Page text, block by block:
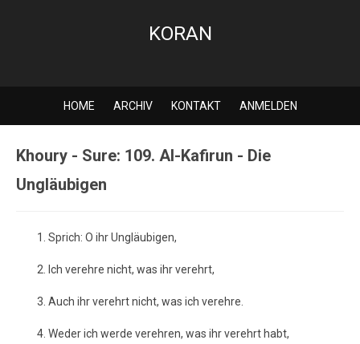
KORAN
HOME ARCHIV KONTAKT ANMELDEN
Khoury - Sure: 109. Al-Kafirun - Die
Ungläubigen
Sprich: O ihr Ungläubigen,
Ich verehre nicht, was ihr verehrt,
Auch ihr verehrt nicht, was ich verehre.
Weder ich werde verehren, was ihr verehrt habt,